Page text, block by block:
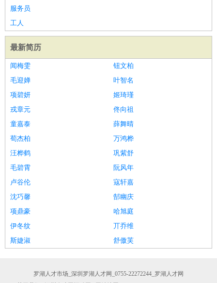
服务员
工人
最新简历
闻梅雯
钮文柏
毛迎婵
叶智名
项碧妍
姬琦瑾
戎章元
佟向祖
童嘉泰
薛舞晴
荀杰柏
万鸿桦
汪桦鹤
巩紫舒
毛碧霄
阮风年
卢谷伦
寇轩嘉
沈巧馨
郜幽庆
项鼎豪
哈旭庭
伊冬纹
丌乔维
斯婕淑
舒傲芙
罗湖人才市场_深圳罗湖人才网_0755-22272244_罗湖人才网